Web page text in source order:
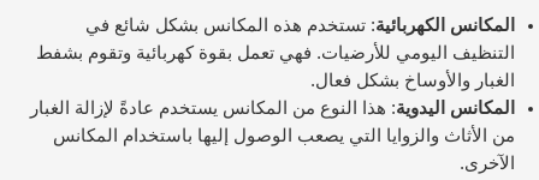
المكانس الكهربائية: تستخدم هذه المكانس بشكل شائع في
التنظيف اليومي للأرضيات. فهي تعمل بقوة كهربائية وتقوم بشفط
الغبار والأوساخ بشكل فعال.
المكانس اليدوية: هذا النوع من المكانس يستخدم عادةً لإزالة الغبار
من الأثاث والزوايا التي يصعب الوصول إليها باستخدام المكانس
الآخرى.